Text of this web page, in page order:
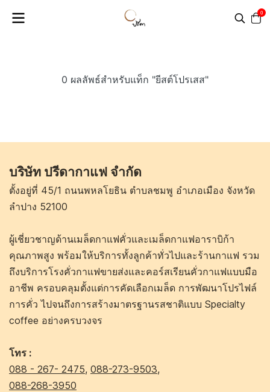
0
0 ผลลัพธ์สำหรับแท็ก "ยีสต์โปรเสส"
บริษัท ปรีดากาแฟ จำกัด
ตั้งอยู่ที่ 45/1 ถนนพหลโยธิน ตำบลชมพู อำเภอเมือง จังหวัด
ลำปาง 52100
ผู้เชี่ยวชาญด้านเมล็ดกาแฟคั่วและเมล็ดกาแฟอาราบิก้า
คุณภาพสูง พร้อมให้บริการทั้งลูกค้าทั่วไปและร้านกาแฟ รวม
ถึงบริการโรงคั่วกาแฟขายส่งและคอร์สเรียนคั่วกาแฟแบบมือ
อาชีพ ครอบคลุมตั้งแต่การคัดเลือกเมล็ด การพัฒนาโปรไฟล์
การคั่ว ไปจนถึงการสร้างมาตรฐานรสชาติแบบ Specialty
coffee อย่างครบวงจร
โทร :
088 - 267- 2475, 088-273-9503,
088-268-3950